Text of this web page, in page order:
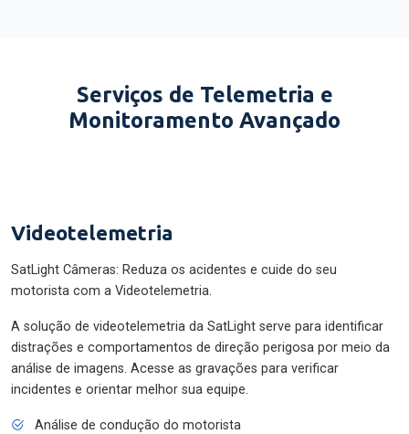
Serviços de Telemetria e
Monitoramento Avançado
Videotelemetria
SatLight Câmeras: Reduza os acidentes e cuide do seu
motorista com a Videotelemetria.
A solução de videotelemetria da SatLight serve para identificar
distrações e comportamentos de direção perigosa por meio da
análise de imagens. Acesse as gravações para verificar
incidentes e orientar melhor sua equipe.
Análise de condução do motorista